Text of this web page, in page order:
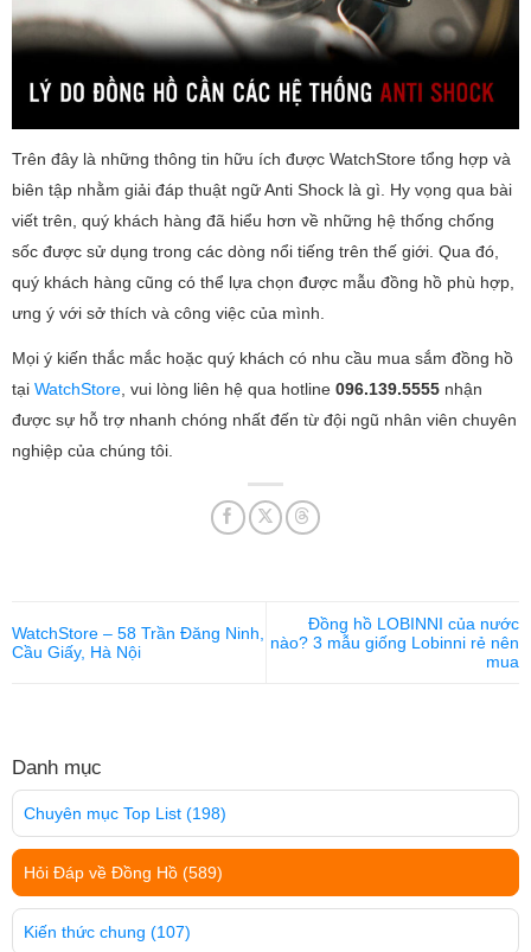
Trên đây là những thông tin hữu ích được WatchStore tổng hợp và
biên tập nhằm giải đáp thuật ngữ Anti Shock là gì. Hy vọng qua bài
viết trên, quý khách hàng đã hiểu hơn về những hệ thống chống
sốc được sử dụng trong các dòng nổi tiếng trên thế giới. Qua đó,
quý khách hàng cũng có thể lựa chọn được mẫu đồng hồ phù hợp,
ưng ý với sở thích và công việc của mình.
Mọi ý kiến thắc mắc hoặc quý khách có nhu cầu mua sắm đồng hồ
tại WatchStore , vui lòng liên hệ qua hotline 096.139.5555 nhận
được sự hỗ trợ nhanh chóng nhất đến từ đội ngũ nhân viên chuyên
nghiệp của chúng tôi.
WatchStore – 58 Trần Đăng Ninh,
Cầu Giấy, Hà Nội
Đồng hồ LOBINNI của nước
nào? 3 mẫu giống Lobinni rẻ nên
mua
Danh mục
Chuyên mục Top List (198)
Hỏi Đáp về Đồng Hồ (589)
Kiến thức chung (107)